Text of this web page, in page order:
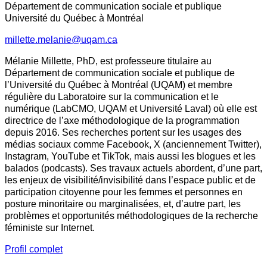
Département de communication sociale et publique
Université du Québec à Montréal
millette.melanie@uqam.ca
Mélanie Millette, PhD, est professeure titulaire au
Département de communication sociale et publique de
l’Université du Québec à Montréal (UQAM) et membre
régulière du Laboratoire sur la communication et le
numérique (LabCMO, UQAM et Université Laval) où elle est
directrice de l’axe méthodologique de la programmation
depuis 2016. Ses recherches portent sur les usages des
médias sociaux comme Facebook, X (anciennement Twitter),
Instagram, YouTube et TikTok, mais aussi les blogues et les
balados (podcasts). Ses travaux actuels abordent, d’une part,
les enjeux de visibilité/invisibilité dans l’espace public et de
participation citoyenne pour les femmes et personnes en
posture minoritaire ou marginalisées, et, d’autre part, les
problèmes et opportunités méthodologiques de la recherche
féministe sur Internet.
Profil complet